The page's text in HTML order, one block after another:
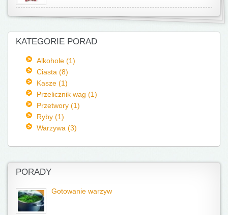
KATEGORIE PORAD
Alkohole (1)
Ciasta (8)
Kasze (1)
Przelicznik wag (1)
Przetwory (1)
Ryby (1)
Warzywa (3)
PORADY
Gotowanie warzyw